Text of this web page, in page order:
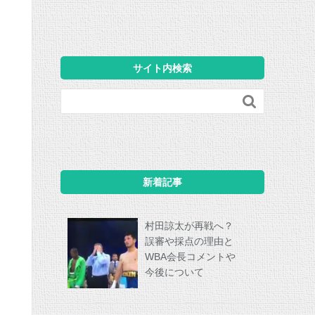
サイト内検索

新着記事
村田諒太が再戦へ？
誤審や採点の理由と
WBA会長コメントや
今後について